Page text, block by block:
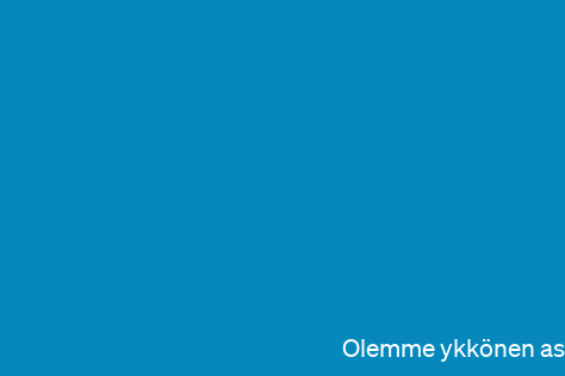
Olemme ykkönen